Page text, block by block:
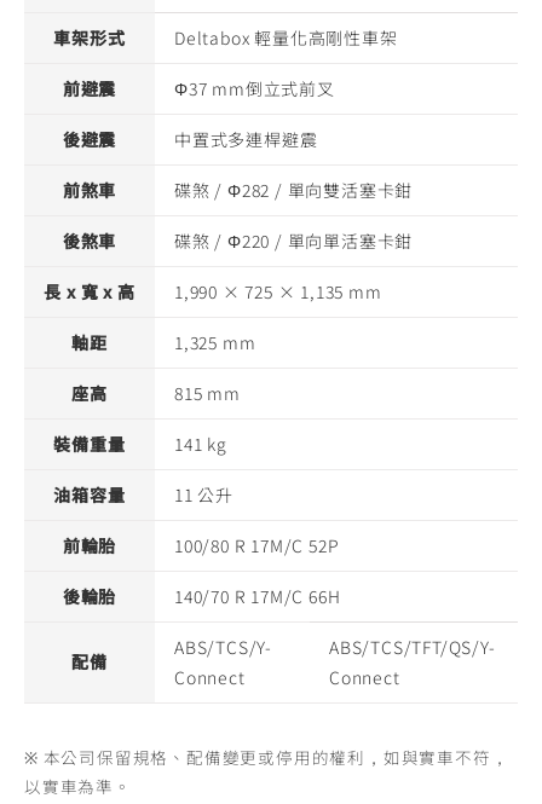
車架形式 Deltabox 輕量化高剛性車架
前避震 Φ37 mm倒立式前叉
後避震 中置式多連桿避震
前煞車 碟煞 / Φ282 / 單向雙活塞卡鉗
後煞車 碟煞 / Φ220 / 單向單活塞卡鉗
長 x 寬 x 高 1,990 × 725 × 1,135 mm
軸距 1,325 mm
座高 815 mm
裝備重量 141 kg
油箱容量 11 公升
前輪胎 100/80 R 17M/C 52P
後輪胎 140/70 R 17M/C 66H
配備
ABS/TCS/Y-
Connect
ABS/TCS/TFT/QS/Y-
Connect
※ 本公司保留規格、配備變更或停用的權利，如與實車不符，
以實車為準。